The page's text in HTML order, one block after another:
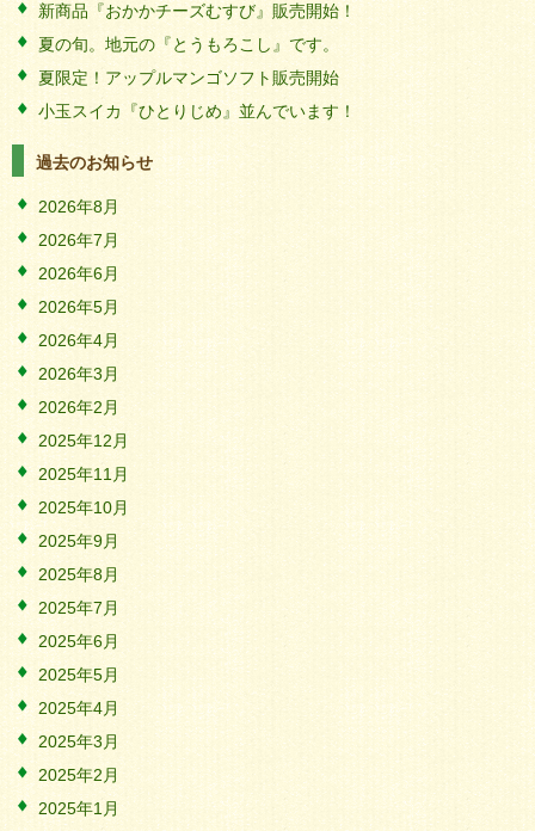
新商品『おかかチーズむすび』販売開始！
夏の旬。地元の『とうもろこし』です。
夏限定！アップルマンゴソフト販売開始
小玉スイカ『ひとりじめ』並んでいます！
過去のお知らせ
2026年8月
2026年7月
2026年6月
2026年5月
2026年4月
2026年3月
2026年2月
2025年12月
2025年11月
2025年10月
2025年9月
2025年8月
2025年7月
2025年6月
2025年5月
2025年4月
2025年3月
2025年2月
2025年1月